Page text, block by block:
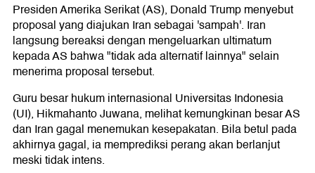
Presiden Amerika Serikat (AS), Donald Trump menyebut
proposal yang diajukan Iran sebagai 'sampah'. Iran
langsung bereaksi dengan mengeluarkan ultimatum
kepada AS bahwa "tidak ada alternatif lainnya" selain
menerima proposal tersebut.
Guru besar hukum internasional Universitas Indonesia
(UI), Hikmahanto Juwana, melihat kemungkinan besar AS
dan Iran gagal menemukan kesepakatan. Bila betul pada
akhirnya gagal, ia memprediksi perang akan berlanjut
meski tidak intens.